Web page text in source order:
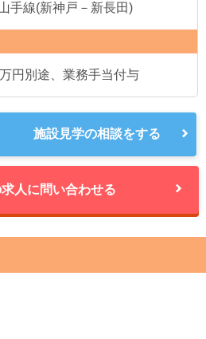
手線(新神戸－新長田)
円別途、業務手当付与
施設見学の相談をする
求人に問い合わせる